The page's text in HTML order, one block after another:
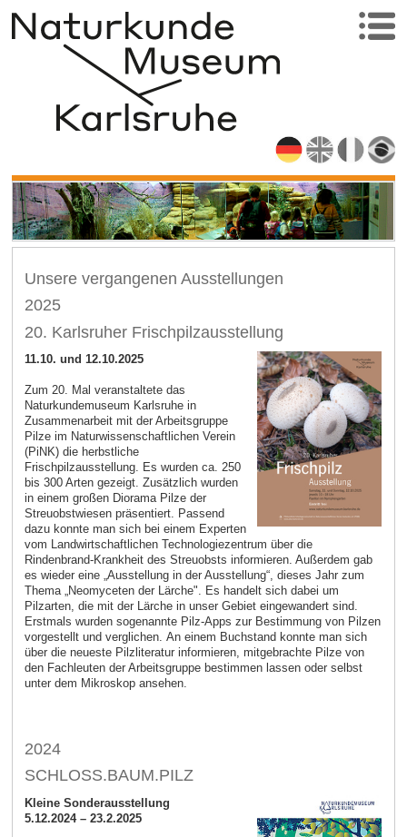
Unsere vergangenen Ausstellungen
2025
20. Karlsruher Frischpilzausstellung
11.10. und 12.10.2025
Zum 20. Mal veranstaltete das
Naturkundemuseum Karlsruhe in
Zusammenarbeit mit der Arbeitsgruppe
Pilze im Naturwissenschaftlichen Verein
(PiNK) die herbstliche
Frischpilzausstellung. Es wurden ca. 250
bis 300 Arten gezeigt. Zusätzlich wurden
in einem großen Diorama Pilze der
Streuobstwiesen präsentiert. Passend
dazu konnte man sich bei einem Experten
vom Landwirtschaftlichen Technologiezentrum über die
Rindenbrand-Krankheit des Streuobsts informieren. Außerdem gab
es wieder eine „Ausstellung in der Ausstellung“, dieses Jahr zum
Thema „Neomyceten der Lärche". Es handelt sich dabei um
Pilzarten, die mit der Lärche in unser Gebiet eingewandert sind.
Erstmals wurden sogenannte Pilz-Apps zur Bestimmung von Pilzen
vorgestellt und verglichen. An einem Buchstand konnte man sich
über die neueste Pilzliteratur informieren, mitgebrachte Pilze von
den Fachleuten der Arbeitsgruppe bestimmen lassen oder selbst
unter dem Mikroskop ansehen.
2024
SCHLOSS.BAUM.PILZ
Kleine Sonderausstellung
5.12.2024 – 23.2.2025